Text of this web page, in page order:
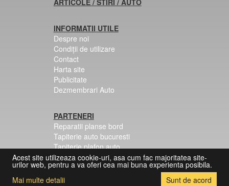
INFORMATII UTILE
Despre noi
Condiții de utilizare
Contact
Harta site
Publicitate
Dezmembrari Auto
PARTENERI
Reparatii planse bord
Tapiterie auto bucuresti
Tapiterie plafon auto
Centuri siguranta colorate
© 2026 Copyright: [DezmembrariMercedes.Com]
Acest site utilizeaza cookie-uri, asa cum fac majoritatea site-
urilor web, pentru a va oferi cea mai buna experienta posibila.
Mai multe detalii
Sunt de acord